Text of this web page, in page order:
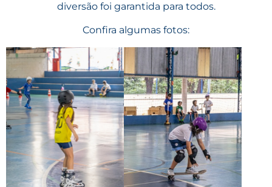
diversão foi garantida para todos.
Confira algumas fotos: